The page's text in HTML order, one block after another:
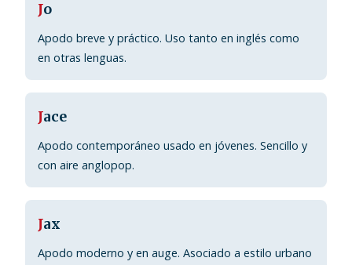
Jo
Apodo breve y práctico. Uso tanto en inglés como
en otras lenguas.
Jace
Apodo contemporáneo usado en jóvenes. Sencillo y
con aire anglopop.
Jax
Apodo moderno y en auge. Asociado a estilo urbano